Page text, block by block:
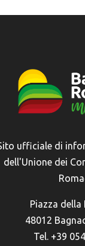
ufficiale di
dell'Unione dei
Piazza della
48012
Tel. +39